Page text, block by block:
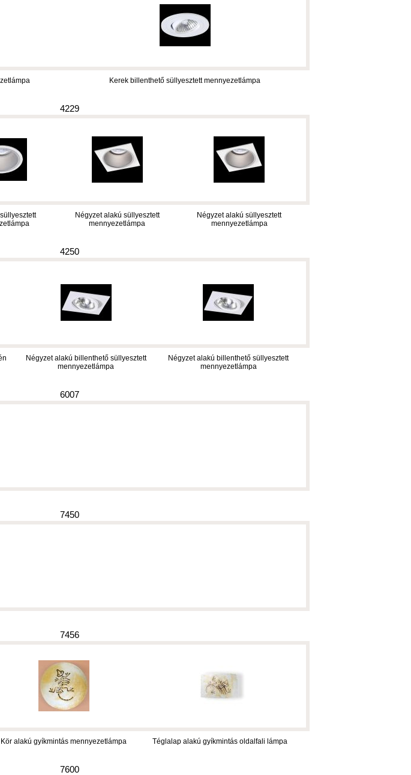
Kerek billenthető süllyesztett mennyezetlámpa
4229
Négyzet alakú süllyesztett
mennyezetlámpa
Négyzet alakú süllyesztett
mennyezetlámpa
4250
Négyzet alakú billenthető süllyesztett
mennyezetlámpa
Négyzet alakú billenthető süllyesztett
mennyezetlámpa
6007
7450
7456
Kör alakú gyíkmintás mennyezetlámpa Téglalap alakú gyíkmintás oldalfali lámpa
7600